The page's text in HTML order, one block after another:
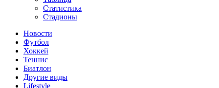
Статистика
Стадионы
Новости
Футбол
Хоккей
Теннис
Биатлон
Другие виды
Lifestyle